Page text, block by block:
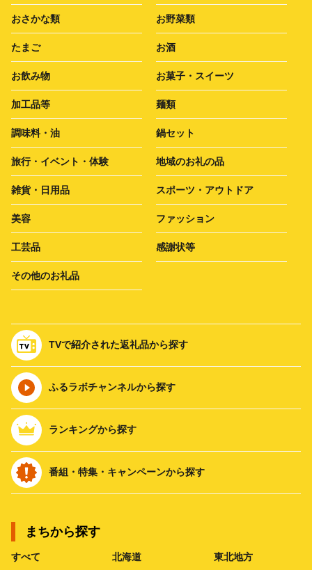
おさかな類 お野菜類
たまご お酒
お飲み物 お菓子・スイーツ
加工品等 麺類
調味料・油 鍋セット
旅行・イベント・体験 地域のお礼の品
雑貨・日用品 スポーツ・アウトドア
美容 ファッション
工芸品 感謝状等
その他のお礼品
TVで紹介された返礼品から探す
ふるラボチャンネルから探す
ランキングから探す
番組・特集・キャンペーンから探す
まちから探す
すべて 北海道 東北地方